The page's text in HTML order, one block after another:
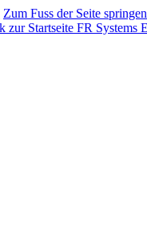
Zum Fuss der Seite springen
FR Systems